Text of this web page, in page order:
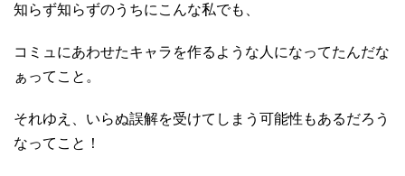
知らず知らずのうちにこんな私でも、
コミュにあわせたキャラを作るような人になってたんだな
ぁってこと。
それゆえ、いらぬ誤解を受けてしまう可能性もあるだろう
なってこと！